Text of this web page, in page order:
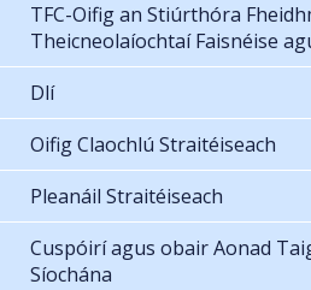
TFC-Oifig an Stiúrthóra
Theicneolaíochtaí Faisnéise
Dlí
Oifig Claochlú Straitéiseach
Pleanáil Straitéiseach
Cuspóirí agus obair Aonad
Síochána